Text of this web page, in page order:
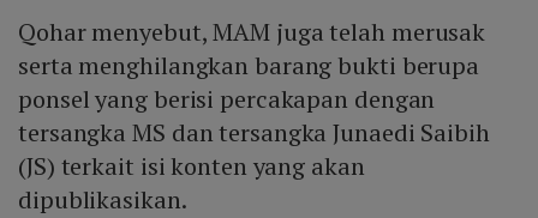
Qohar menyebut, MAM juga telah merusak
serta menghilangkan barang bukti berupa
ponsel yang berisi percakapan dengan
tersangka MS dan tersangka Junaedi Saibih
(JS) terkait isi konten yang akan
dipublikasikan.